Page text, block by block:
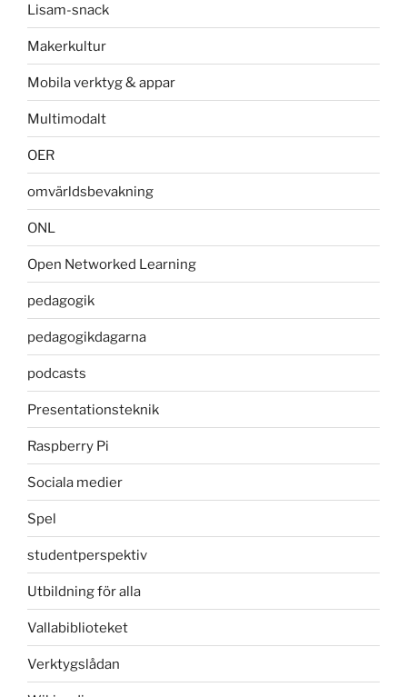
Lisam-snack
Makerkultur
Mobila verktyg & appar
Multimodalt
OER
omvärldsbevakning
ONL
Open Networked Learning
pedagogik
pedagogikdagarna
podcasts
Presentationsteknik
Raspberry Pi
Sociala medier
Spel
studentperspektiv
Utbildning för alla
Vallabiblioteket
Verktygslådan